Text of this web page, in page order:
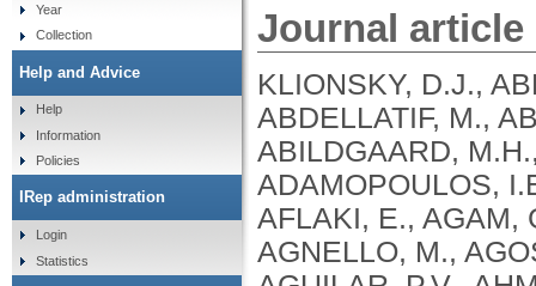
Journal article
KLIONSKY, D.J., ABDEL-AZIZ, A.K., ABDELFATAH, S., ABDELLATIF, M., ABDOLI, A., ABEL, S., ABELIOVICH, H., ABILDGAARD, M.H., ABUDU, Y.P., ACEVEDO-AROZENA, A., ADAMOPOULOS, I.E., ADELI, K., ADOLPH, T.E., ADORNETTO, A., AFLAKI, E., AGAM, G., AGARWAL, A., AGGARWAL, B.B., AGNELLO, M., AGOSTINIS, P., AGREWALA, J.N., AGROTIS, A., AGUILAR, P.V., AHMAD, S. .T., AHMED, Z.M., AHUMADA-CASTRO, U., AITS, S., AIZAWA, S., AKKOC, Y., AKOUMIANAKI, T., AKPINAR, H.A., AL-ABD, A.M., AL-AKRA, L., AL-GHARAIBEH, A., ALAOUI-JAMALI, M.A., ALBERTI, S., ALCOCER-GÓMEZ, E., ALESSANDRI, C., ALI, M., ALIM AL-BARI, M. .A., ALIWAINI, S., ALIZADEH, J., ALMACELLAS, E., ALMASAN, A., ALONSO, A., ALONSO, G.D., ALTAN-BONNET, N., ALTIERI, D.C., ÁLVAREZ, É.M. .C., ALVES, S., ALVES DA COSTA, C., ALZAHARNA, M.M., AMADIO, M., AMANTINI, C., AMARAL, C., AMBROSIO, S., AMER, A.O., AMMANATHAN, V., AN, Z., ANDERSEN, S.U., ANDRABI, S.A., ANDRADE-SILVA, M., ANDRES, A.M., ANGELINI, S., ANN, D., ANOZIE, U.C., ANSARI, M.Y., ANTAS, P., ANTEBI, A., ANTÓN, Z., ANWAR, T., APETOH, L., APOSTOLOVA, N., ARAKI, T., ARAKI, Y., ARASAKI, K., ARAÚJO, W.L., ARAYA, J., ARDEN, C., ARÉVALO, M.A., ARGUELLES, S., ARIAS, E., ARIKKATH, J., ARIMOTO, H., ARIOSA, A.R., ARMSTRONG-JAMES, D., ARNAUNÉ-PELLOQUIN, L., AROCA, A., ARROYO, D.S., ARSOV, I., ARTERO, R., ASARO, D.M.L., ASCHNER, M., ASHRAFIZADEH, M., ASHUR-FABIAN, O., ATANASOV, A.G., AU, A.K., AUBERGER, P., AUNER, H.W., AURELIAN, L., AUTELLI, R., AVAGLIANO, L., ÁVALOS, Y., AVEIC, S., AVELEIRA, C.A., AVIN-WITTENBERG, T., AYDIN, Y., AYTON, S., AYYADEVARA, S., AZZOPARDI, M., BABA, M., BACKER, J.M., BACKUES, S.K., BAE, D.H., BAE, O.N., BAE, S.H., BAEHRECKE, E.H., BAEK, A., BAEK, S.H., BAEK, S.H., BAGETTA, G., BAGNIEWSKA-ZADWORNA, A., BAI, H., BAI, J., BAI, X., BAI, Y., BAIRAGI, N., BAKSI, S., BALBI, T., BALDARI, C.T., BALDUINI, W., BALLABIO, A., BALLESTER, M., BALAZADEH, S., BALZAN, R., BANDOPADHYAY, R., BANERJEE, S., BANERJEE, S., BÁNRÉTI, Á., BAO, Y., BAPTISTA, M.S., BARACCA, A., BARBATI, C., BARGIELA, A., BARILÀ, D., BARLOW, P.G., BARMADA, S.J., BARREIRO, E., BARRETO, G.E., BARTEK, J., BARTEL, B., BARTOLOME, A., BARVE, G.R., BASAGOUDANAVAR, S.H., BASSHAM, D.C., BAST, R.C., BASU, A., BATOKO, H., BATTEN, I., BAULIEU, E.E., BAUMGARNER, B.L., BAYRY, J., BEALE, R., BEAU, I., BEAUMATIN, F., BECHARA, L.R.G., BECK, G.R., BEERS, M.F., BEGUN, J., BEHRENDS, C., BEHRENS, G.M.N., BEI, R., BEJARANO, E., BEL, S., BEHL, C., BELAID, A., BELGAREH-TOUZÉ, N., BELLAROSA, C., BELLEUDI, F., BELLÓ PÉREZ, M., BELLO-MORALES, R., BELTRAN, J.S.D.O., BELTRAN, S., BENBROOK, D.M., BENDORIUS, M., BENITEZ, B.A., BENITO-CUESTA, I., BENSALEM, J., BERCHTOLD, M.W., BEREZOWSKA, S., BERGAMASCHI, D., BERGAMI, M., BERGMANN, A., BERLIOCCHI, L., BERLIOZ-TORRENT, C., BERNARD, A., BERTHOUX, L., BESIRLI, C.G., BESTEIRO, S., BETIN, V.M., BEYAERT, R., BEZBRADICA, J.S., BHASKAR, K., BHATIA-KISSOVA, I., BHATTACHARYA, R., BHATTACHARYA, S., BHATTACHARYYA, S., BHUIYAN, M. .S., BHUTIA, S.K., BI, L., BI, X., BIDEN, T.J., BIJIAN, K., BILLES, V.A., BINART, N., BINCOLETTO, C., BIRGISDOTTIR, A.B., BJORKOY, G., BLANCO, G., BLAS-GARCIA, A., BLASIAK, J., BLOMGRAN, R., BLOMGREN, K., BLUM, J.S., BOADA-ROMERO, E., BOBAN, M., BOESZE-BATTAGLIA, K., BOEUF, P., BOLAND, B., BOMONT, P., BONALDO, P., BONAM, S.R., BONFILI, L., BONIFACINO, J.S., BOONE, B.A., BOOTMAN, M.D., BORDI, M., BORNER, C., BORNHAUSER, B.C., BORTHAKUR, G., BOSCH, J., BOSE, S., BOTANA, L.M., BOTAS, J., BOULANGER, C.M., BOULTON, M.E., BOURDENX, M., BOURGEOIS, B., BOURKE, N.M., BOUSQUET, G., BOYA, P., BOZHKOV, P.V., BOZI, L.H. .M.,
Year
Collection
Help and Advice
Help
Information
Policies
IRep administration
Login
Statistics